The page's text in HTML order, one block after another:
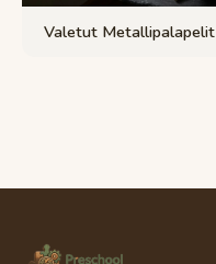
Valetut Metallipalapelit